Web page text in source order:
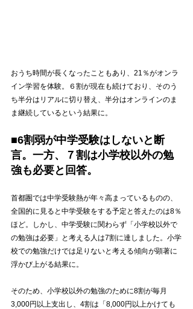
おうち時間が長くなったこともあり、21％がオンラ
イン学習を体験。６割が現在も続けており、そのう
ち半分はリアルに切り替え、半分はオンラインのま
ま継続しているという結果に。
■6割弱が中学受験はしないと断
言。一方、７割は小学校以外の勉
強も必要と回答。
首都圏では中学受験熱が年々高まっているものの、
全国的に見ると中学受験をする予定と答えたのは8％
ほど。しかし、中学受験に関わらず「小学校以外で
の勉強は必要」と考える人は7割に達しました。小学
校での勉強だけでは足りないと考える傾向が顕著に
浮かび上がる結果に。
そのため、小学校以外の勉強のために8割が毎月
3,000円以上支出し、4割は「8,000円以上かけても